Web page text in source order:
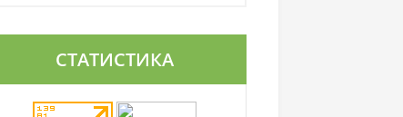
СТАТИСТИКА